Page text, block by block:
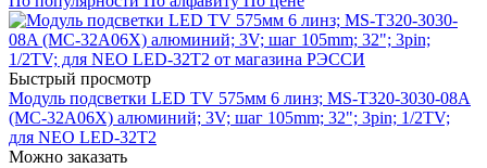
Быстрый просмотр
Модуль подсветки LED TV 575мм 6 линз; MS-T320-3030-08A
(MC-32A06X) алюминий; 3V; шаг 105mm; 32"; 3pin; 1/2TV;
для NEO LED-32T2
Можно заказать